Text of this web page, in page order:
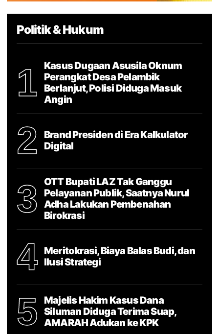
Politik & Hukum
1
Kasus Dugaan Asusila Oknum
Perangkat Desa Pelambik
Berlanjut, Polisi Diduga Masuk
Angin
2
Brand Presiden di Era Kalkulator
Digital
3
OTT Bupati LAZ Tak Ganggu
Pelayanan Publik, Saatnya Nurul
Adha Lakukan Pembenahan
Birokrasi
4
Meritokrasi, Biaya Balas Budi, dan
Ilusi Strategi
5
Majelis Hakim Kasus Dana
Siluman Diduga Terima Suap,
AMARAH Adukan ke KPK